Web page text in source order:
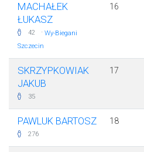
MACHAŁEK
ŁUKASZ
42 · Wy-Biegani
Szczecin
16
SKRZYPKOWIAK
JAKUB
35
17
PAWLUK BARTOSZ
276
18